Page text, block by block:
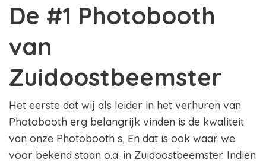
De #1 Photobooth
van
Zuidoostbeemster
Het eerste dat wij als leider in het verhuren van
Photobooth erg belangrijk vinden is de kwaliteit
van onze Photobooth s, En dat is ook waar we
voor bekend staan o.a. in Zuidoostbeemster. Indien